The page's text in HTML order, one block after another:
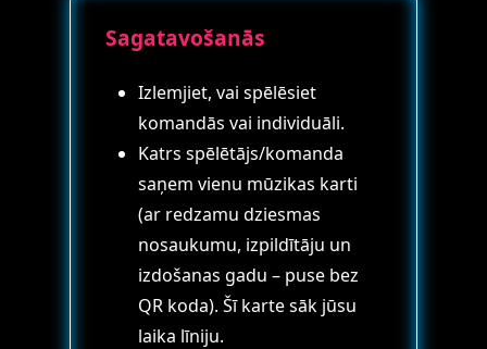
Sagatavošanās
Izlemjiet, vai spēlēsiet
komandās vai individuāli.
Katrs spēlētājs/komanda
saņem vienu mūzikas karti
(ar redzamu dziesmas
nosaukumu, izpildītāju un
izdošanas gadu – puse bez
QR koda). Šī karte sāk jūsu
laika līniju.